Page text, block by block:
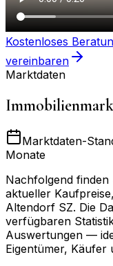
Kostenloses
vereinbaren
Marktdaten
Marktdaten-
Monate
Nachfolgend
aktueller
Altendorf SZ. Die
verfügbaren
Auswertungen —
Eigentümer, Käufer